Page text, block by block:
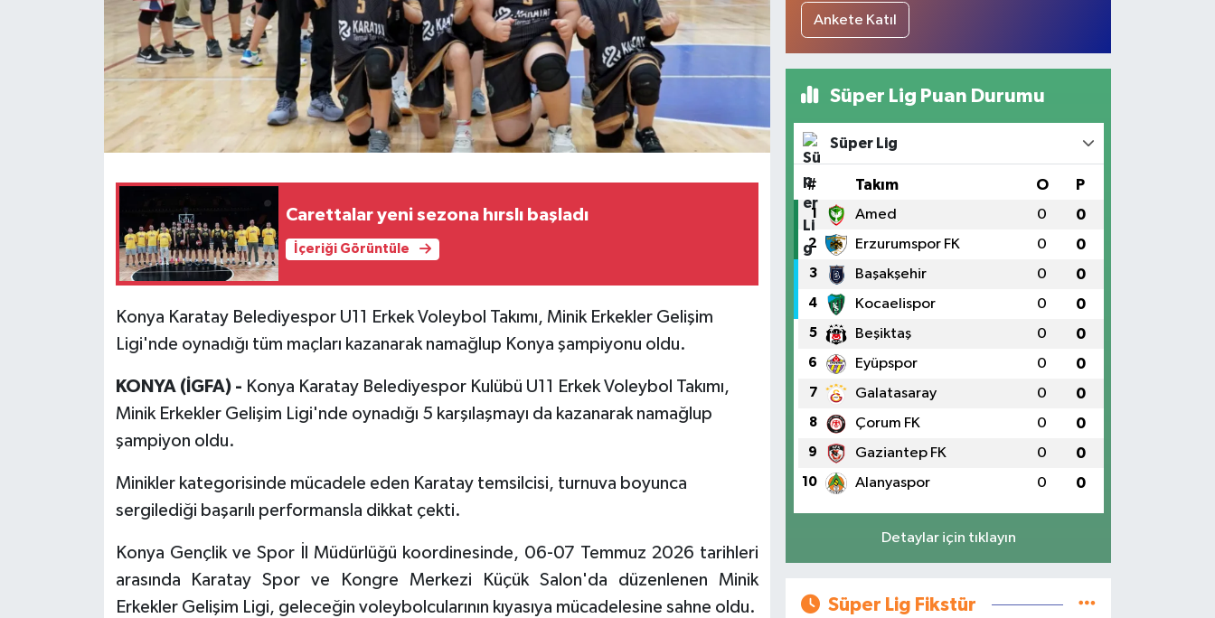
Carettalar yeni sezona hırslı başladı
İçeriği Görüntüle
Konya Karatay Belediyespor U11 Erkek Voleybol Takımı, Minik Erkekler Gelişim
Ligi'nde oynadığı tüm maçları kazanarak namağlup Konya şampiyonu oldu.
KONYA (İGFA) - Konya Karatay Belediyespor Kulübü U11 Erkek Voleybol Takımı,
Minik Erkekler Gelişim Ligi'nde oynadığı 5 karşılaşmayı da kazanarak namağlup
şampiyon oldu.
Minikler kategorisinde mücadele eden Karatay temsilcisi, turnuva boyunca
sergilediği başarılı performansla dikkat çekti.
Konya Gençlik ve Spor İl Müdürlüğü koordinesinde, 06-07 Temmuz 2026 tarihleri
arasında Karatay Spor ve Kongre Merkezi Küçük Salon'da düzenlenen Minik
Erkekler Gelişim Ligi, geleceğin voleybolcularının kıyasıya mücadelesine sahne oldu.
Ankete Katıl
Süper Lig Puan Durumu
Süper Lig
# Takım O P
1 Amed 0 0
2 Erzurumspor FK 0 0
3 Başakşehir 0 0
4 Kocaelispor 0 0
5 Beşiktaş 0 0
6 Eyüpspor 0 0
7 Galatasaray 0 0
8 Çorum FK 0 0
9 Gaziantep FK 0 0
10 Alanyaspor 0 0
Detaylar için tıklayın
Süper Lig Fikstür